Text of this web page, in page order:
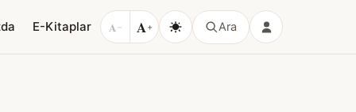
E-Kitaplar A − A+ Ara